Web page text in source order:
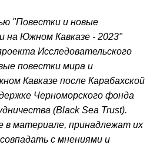
"Повестки и новые
на Южном Кавказе - 2023"
Исследовательского
повестки мира и
Кавказе после Карабахской
Черноморского фонда
(Black Sea Trust).
в материале, принадлежат их
с мнениями и